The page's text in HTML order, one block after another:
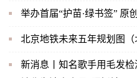
举办
北京地铁未来五年规划图（
新消息丨知名歌手用毛发